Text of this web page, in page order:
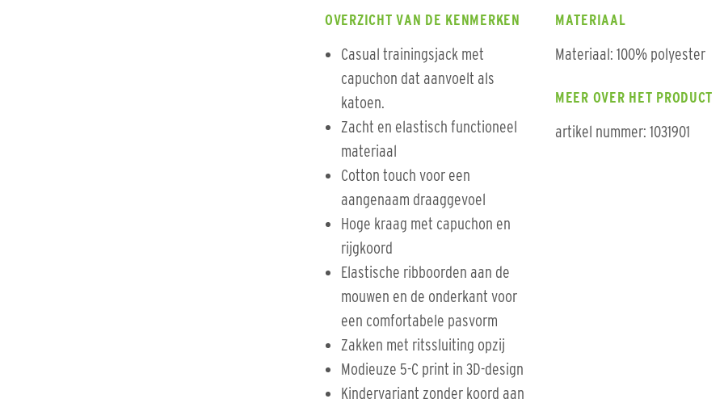
OVERZICHT VAN DE KENMERKEN
Casual trainingsjack met
capuchon dat aanvoelt als
katoen.
Zacht en elastisch functioneel
materiaal
Cotton touch voor een
aangenaam draaggevoel
Hoge kraag met capuchon en
rijgkoord
Elastische ribboorden aan de
mouwen en de onderkant voor
een comfortabele pasvorm
Zakken met ritssluiting opzij
Modieuze 5-C print in 3D-design
Kindervariant zonder koord aan
MATERIAAL
Materiaal: 100% polyester
MEER OVER HET PRODUCT
artikel nummer: 1031901